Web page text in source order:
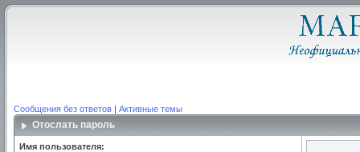
Сообщения без ответов | Активные темы
Отослать пароль
Имя пользователя: